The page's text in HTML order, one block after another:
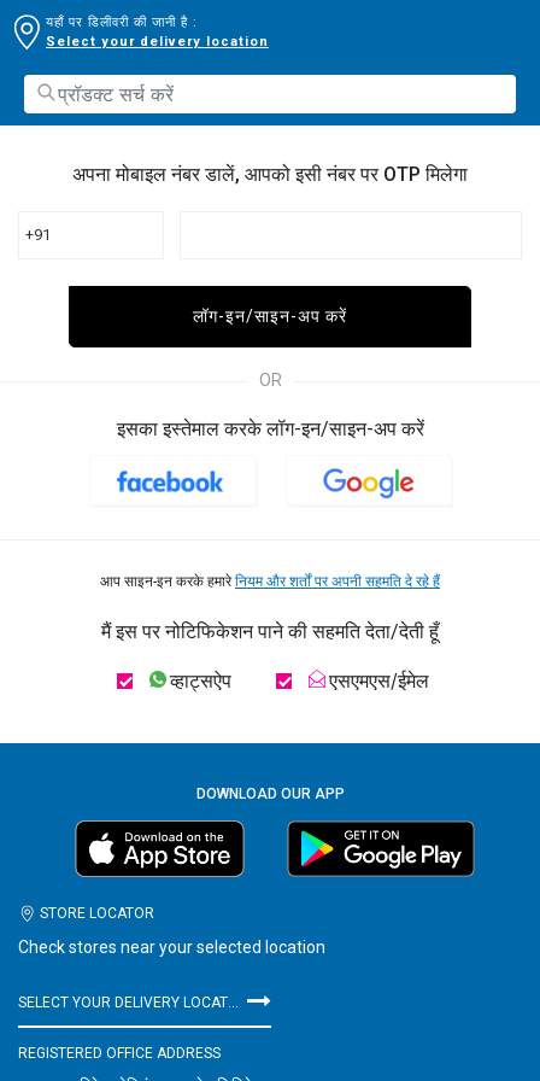
यहाँ पर डिलीवरी की जानी है :
Select your delivery location
अपना मोबाइल नंबर डालें, आपको इसी नंबर पर OTP मिलेगा
+91
लॉग-इन/साइन-अप करें
OR
इसका इस्तेमाल करके लॉग-इन/साइन-अप करें
आप साइन-इन करके हमारेनियम और शर्तों पर अपनी सहमति दे रहे हैं
मैं इस पर नोटिफिकेशन पाने की सहमति देता/देती हूँ
व्हाट्सऐप एसएमएस/ईमेल
DOWNLOAD OUR APP
STORE LOCATOR
Check stores near your selected location
SELECT YOUR DELIVERY LOCATION
REGISTERED OFFICE ADDRESS